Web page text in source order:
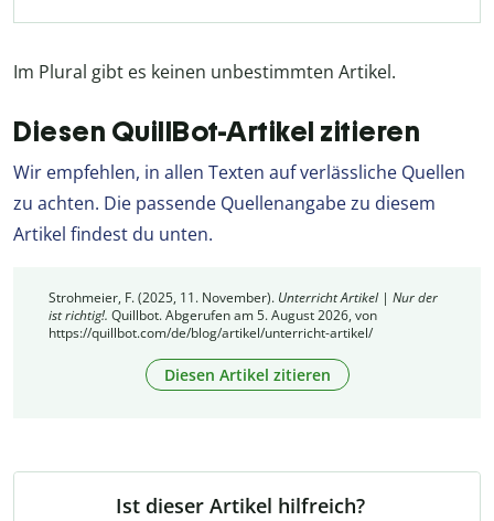
Im Plural gibt es keinen unbestimmten Artikel.
Diesen QuillBot-Artikel zitieren
Wir empfehlen, in allen Texten auf verlässliche Quellen
zu achten. Die passende Quellenangabe zu diesem
Artikel findest du unten.
Strohmeier, F. (2025, 11. November). Unterricht Artikel | Nur der
ist richtig!. Quillbot. Abgerufen am 5. August 2026, von
https://quillbot.com/de/blog/artikel/unterricht-artikel/
Diesen Artikel zitieren
Ist dieser Artikel hilfreich?